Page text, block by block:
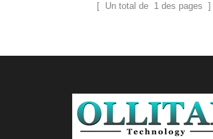
et la même vitesse d'agitation
[ Un total de 1 des pages ]